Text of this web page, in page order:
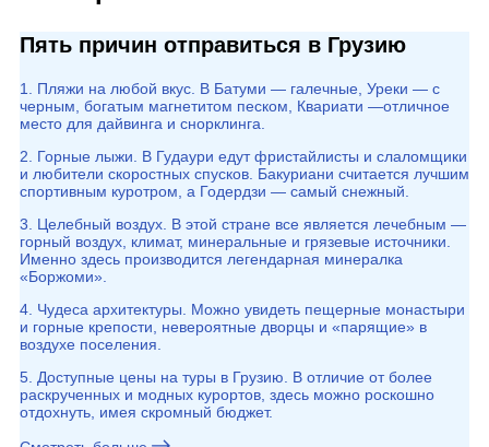
Пять причин отправиться в Грузию
1. Пляжи на любой вкус. В Батуми — галечные, Уреки — с
черным, богатым магнетитом песком, Квариати —отличное
место для дайвинга и снорклинга.
2. Горные лыжи. В Гудаури едут фристайлисты и слаломщики
и любители скоростных спусков. Бакуриани считается лучшим
спортивным куротром, а Годердзи — самый снежный.
3. Целебный воздух. В этой стране все является лечебным —
горный воздух, климат, минеральные и грязевые источники.
Именно здесь производится легендарная минералка
«Боржоми».
4. Чудеса архитектуры. Можно увидеть пещерные монастыри
и горные крепости, невероятные дворцы и «парящие» в
воздухе поселения.
5. Доступные цены на туры в Грузию. В отличие от более
раскрученных и модных курортов, здесь можно роскошно
отдохнуть, имея скромный бюджет.